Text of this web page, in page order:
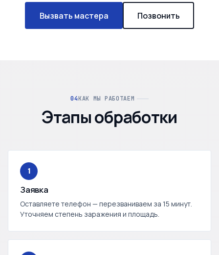
Вызвать мастера Позвонить
КАК МЫ РАБОТАЕМ
Этапы обработки
1
Заявка
Оставляете телефон — перезваниваем за 15 минут.
Уточняем степень заражения и площадь.